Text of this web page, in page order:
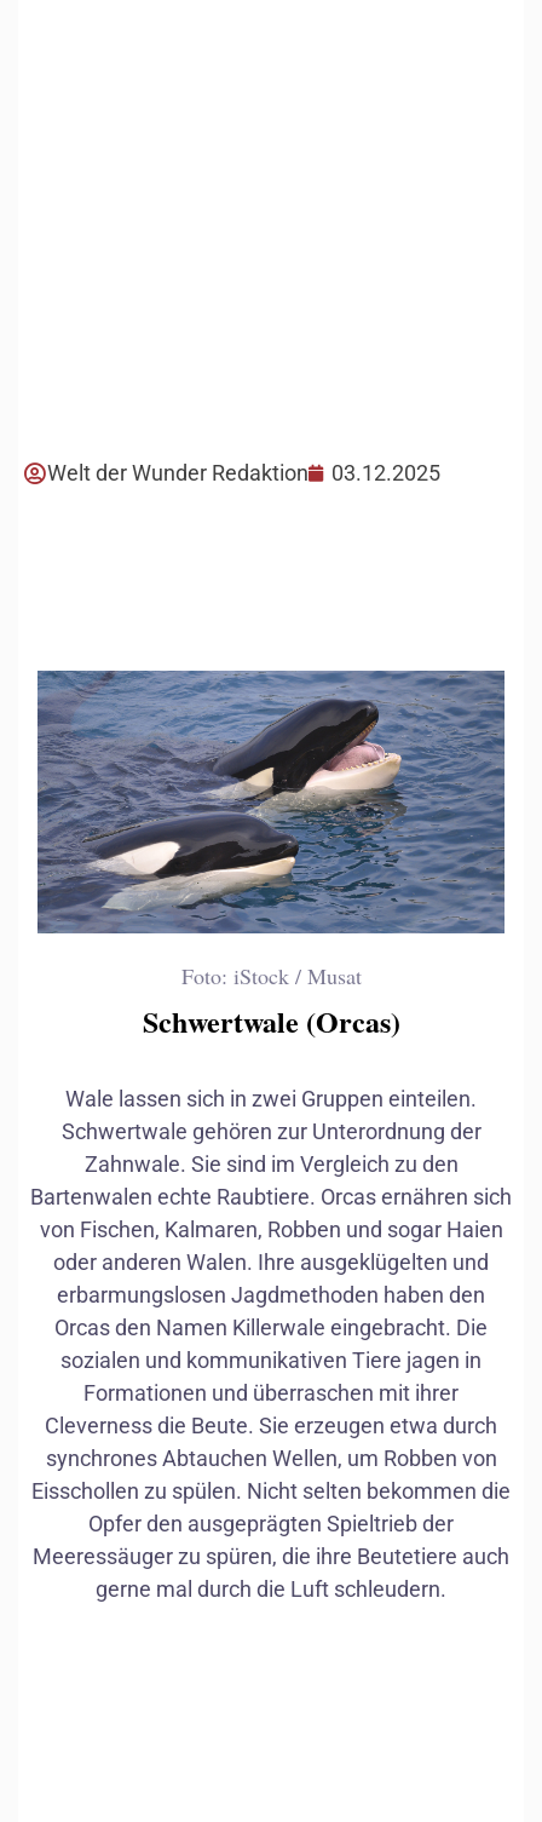
Welt der Wunder Redaktion 03.12.2025
Foto: iStock / Musat
Schwertwale (Orcas)
Wale lassen sich in zwei Gruppen einteilen.
Schwertwale gehören zur Unterordnung der
Zahnwale. Sie sind im Vergleich zu den
Bartenwalen echte Raubtiere. Orcas ernähren sich
von Fischen, Kalmaren, Robben und sogar Haien
oder anderen Walen. Ihre ausgeklügelten und
erbarmungslosen Jagdmethoden haben den
Orcas den Namen Killerwale eingebracht. Die
sozialen und kommunikativen Tiere jagen in
Formationen und überraschen mit ihrer
Cleverness die Beute. Sie erzeugen etwa durch
synchrones Abtauchen Wellen, um Robben von
Eisschollen zu spülen. Nicht selten bekommen die
Opfer den ausgeprägten Spieltrieb der
Meeressäuger zu spüren, die ihre Beutetiere auch
gerne mal durch die Luft schleudern.
Delfine
Muskeln